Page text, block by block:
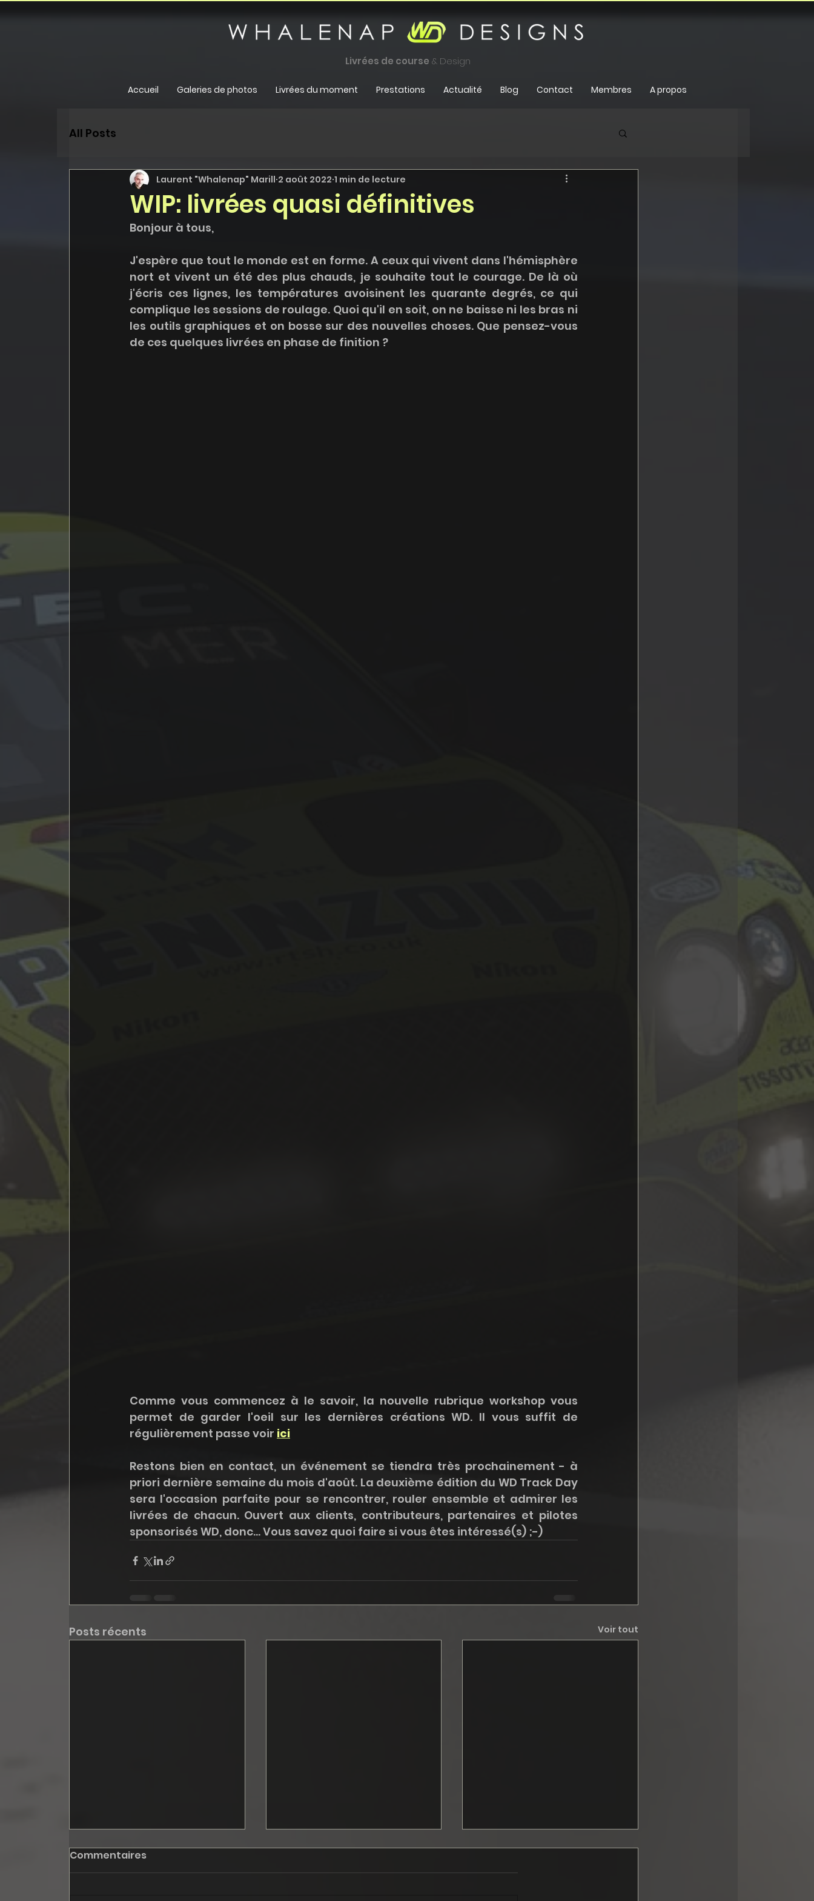
Livrées de course & Design
Accueil Galeries de photos Livrées du moment Prestations Actualité Blog Contact Membres A propos
All Posts
WIP: livrées quasi définitives
Laurent "Whalenap" Marill 2 août 2022 1 min de lecture
Bonjour à tous,
J'espère que tout le monde est en forme. A ceux qui vivent dans l'hémisphère
nort et vivent un été des plus chauds, je souhaite tout le courage. De là où
j'écris ces lignes, les températures avoisinent les quarante degrés, ce qui
complique les sessions de roulage. Quoi qu'il en soit, on ne baisse ni les bras ni
les outils graphiques et on bosse sur des nouvelles choses. Que pensez-vous
de ces quelques livrées en phase de finition ?
Comme vous commencez à le savoir, la nouvelle rubrique workshop vous
permet de garder l'oeil sur les dernières créations WD. Il vous suffit de
régulièrement passe voir ici
Restons bien en contact, un événement se tiendra très prochainement - à
priori dernière semaine du mois d'août. La deuxième édition du WD Track Day
sera l'occasion parfaite pour se rencontrer, rouler ensemble et admirer les
livrées de chacun. Ouvert aux clients, contributeurs, partenaires et pilotes
sponsorisés WD, donc... Vous savez quoi faire si vous êtes intéressé(s) ;-)
Posts récents Voir tout
Commentaires